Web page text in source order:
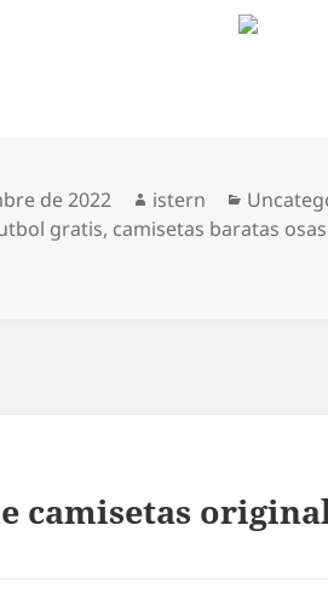
de 2022 Autor
istern
gratis, camisetas baratas
camisetas